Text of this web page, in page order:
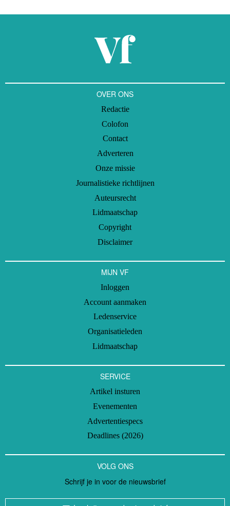
OVER ONS
Redactie
Colofon
Contact
Adverteren
Onze missie
Journalistieke richtlijnen
Auteursrecht
Lidmaatschap
Copyright
Disclaimer
MIJN VF
Inloggen
Account aanmaken
Ledenservice
Organisatieleden
Lidmaatschap
SERVICE
Artikel insturen
Evenementen
Advertentiespecs
Deadlines (2026)
VOLG ONS
Schrijf je in voor de nieuwsbrief